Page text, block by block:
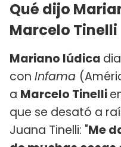
Qué dijo
Marcelo Tinelli
Mariano Iúdica
con Infama
a Marcelo Tinelli
que se desató a
Juana Tinelli: "Me